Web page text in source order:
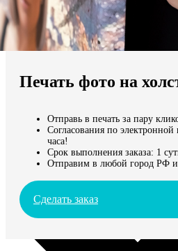
Мы доставляем по всему миру
Продолжить без города
Печать фото на
Отправь в печать за пару
Согласования по электронной
часа!
Срок выполнения заказа: 1
Отправим в любой город РФ
Сделать заказ